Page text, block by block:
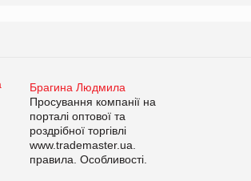
Брагина Людмила
Просування компанії на
порталі оптової та
роздрібної торгівлі
www.trademaster.ua.
правила. Особливості.